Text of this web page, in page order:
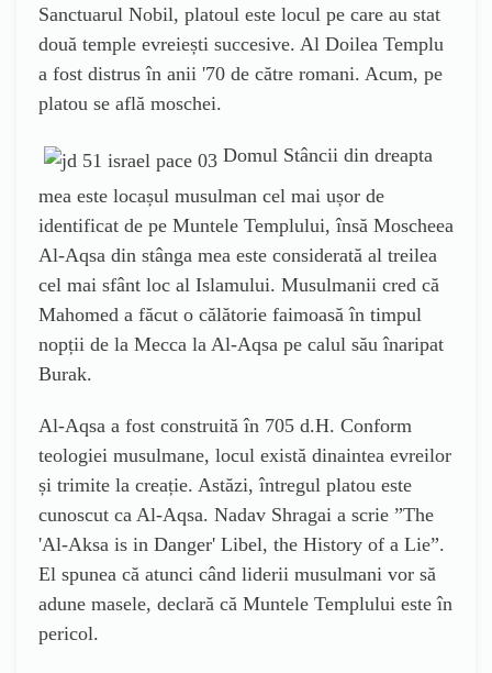
Sanctuarul Nobil, platoul este locul pe care au stat
două temple evreiești succesive. Al Doilea Templu
a fost distrus în anii '70 de către romani. Acum, pe
platou se află moschei.
Domul Stâncii din dreapta
mea este locașul musulman cel mai ușor de
identificat de pe Muntele Templului, însă Moscheea
Al-Aqsa din stânga mea este considerată al treilea
cel mai sfânt loc al Islamului. Musulmanii cred că
Mahomed a făcut o călătorie faimoasă în timpul
nopții de la Mecca la Al-Aqsa pe calul său înaripat
Burak.
Al-Aqsa a fost construită în 705 d.H. Conform
teologiei musulmane, locul există dinaintea evreilor
și trimite la creație. Astăzi, întregul platou este
cunoscut ca Al-Aqsa. Nadav Shragai a scrie ”The
'Al-Aksa is in Danger' Libel, the History of a Lie”.
El spunea că atunci când liderii musulmani vor să
adune masele, declară că Muntele Templului este în
pericol.